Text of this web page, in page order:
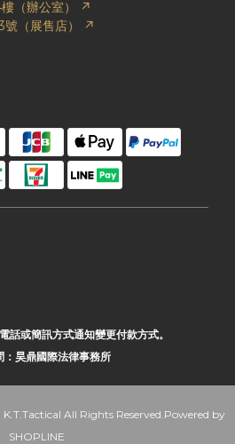
（辦公室） ↗
號（展售店） ↗
話或簡訊方式通知變更付款方式。
：昊鼎國際法律事務所
All Rights Reserved.Powered by
SHOPLINE